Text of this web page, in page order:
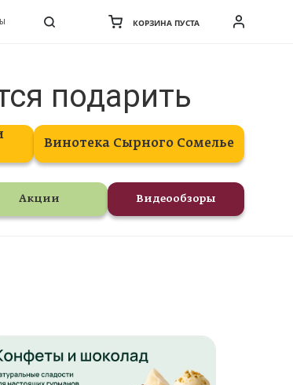
КОРЗИНА ПУСТА
подарить
Винотека Сырного Сомелье
Акции Видеообзоры